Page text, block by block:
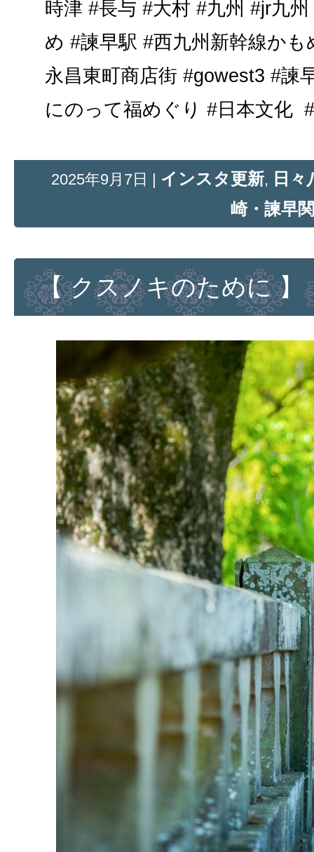
時津 #長与 #大村 #九州 #jr九
め #諫早駅 #西九州新幹線か
永昌東町商店街 #gowest3 #諫
にのって福めぐり #日本文化
2025年9月7日 | インスタ更新, 日々
崎・諫早
【 クスノキのために 】